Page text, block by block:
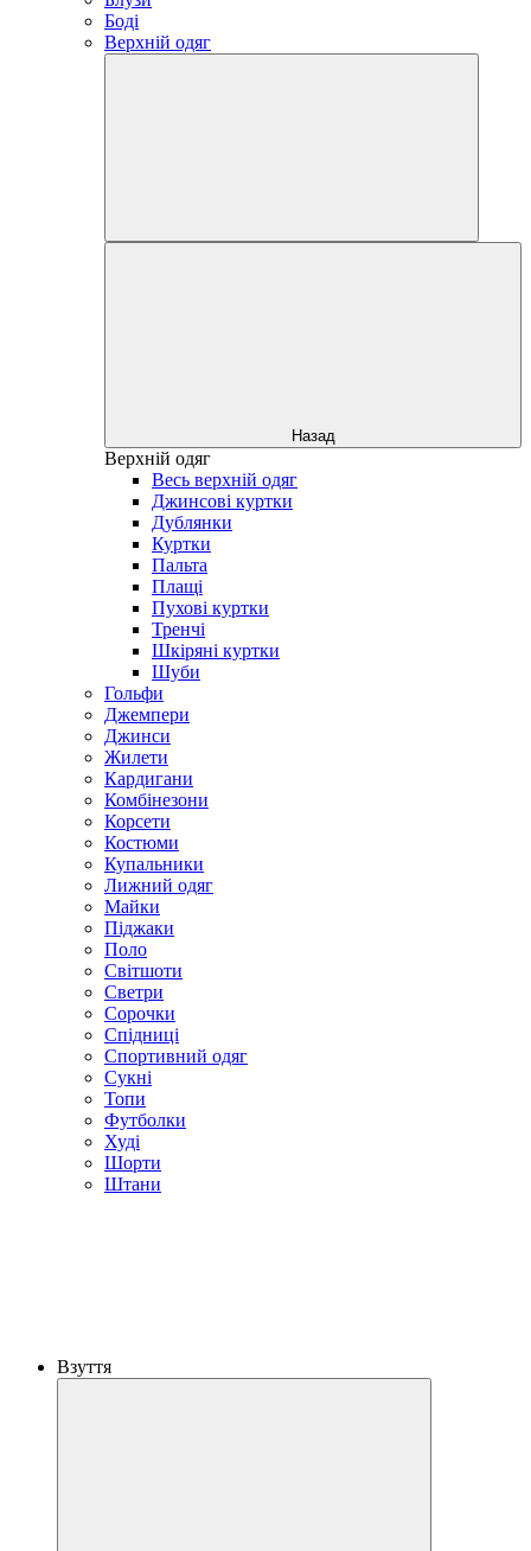
Боді
Верхній одяг
Назад
Верхній одяг
Весь верхній одяг
Джинсові куртки
Дублянки
Куртки
Пальта
Плащі
Пухові куртки
Тренчі
Шкіряні куртки
Шуби
Гольфи
Джемпери
Джинси
Жилети
Кардигани
Комбінезони
Корсети
Костюми
Купальники
Лижний одяг
Майки
Піджаки
Поло
Світшоти
Светри
Сорочки
Спідниці
Спортивний одяг
Сукні
Топи
Футболки
Худі
Шорти
Штани
Взуття